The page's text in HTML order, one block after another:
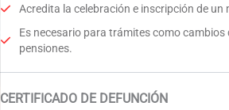
Acredita la celebración e inscripción de un
Es necesario para trámites como cambios
pensiones.
CERTIFICADO DE DEFUNCIÓN